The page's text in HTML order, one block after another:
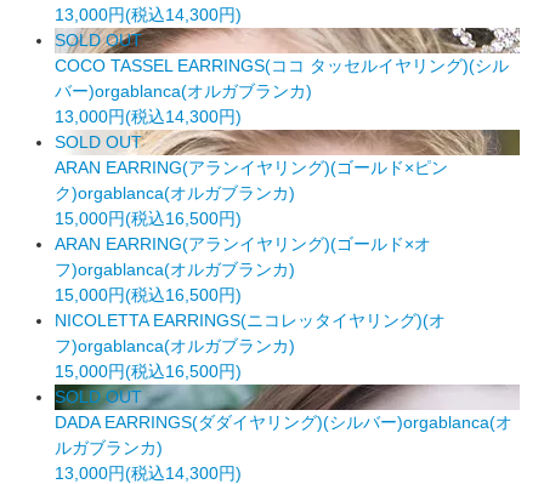
13,000円(税込14,300円)
SOLD OUT
COCO TASSEL EARRINGS(ココ タッセルイヤリング)(シル
バー)orgablanca(オルガブランカ)
13,000円(税込14,300円)
SOLD OUT
ARAN EARRING(アランイヤリング)(ゴールド×ピン
ク)orgablanca(オルガブランカ)
15,000円(税込16,500円)
ARAN EARRING(アランイヤリング)(ゴールド×オ
フ)orgablanca(オルガブランカ)
15,000円(税込16,500円)
NICOLETTA EARRINGS(ニコレッタイヤリング)(オ
フ)orgablanca(オルガブランカ)
15,000円(税込16,500円)
SOLD OUT
DADA EARRINGS(ダダイヤリング)(シルバー)orgablanca(オ
ルガブランカ)
13,000円(税込14,300円)